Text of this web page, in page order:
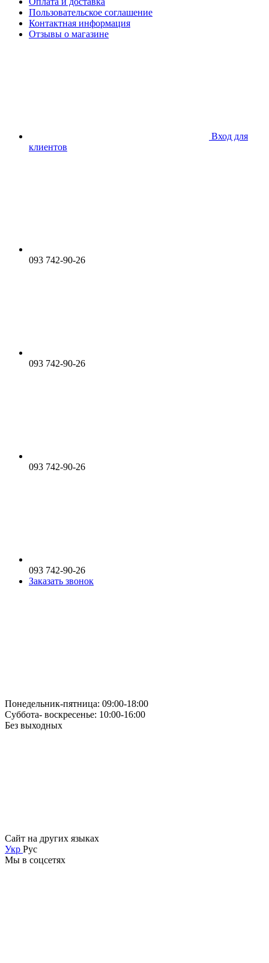
Пользовательское соглашение
Контактная информация
Отзывы о магазине
Вход для
клиентов
093 742-90-26
093 742-90-26
093 742-90-26
093 742-90-26
Заказать звонок
Понедельник-пятница: 09:00-18:00
Суббота- воскресенье: 10:00-16:00
Без выходных
Сайт на других языках
Укр Рус
Мы в соцсетях